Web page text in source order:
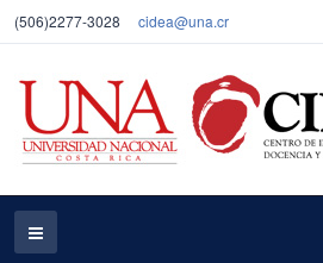
(506)2277-3028 cidea@una.cr